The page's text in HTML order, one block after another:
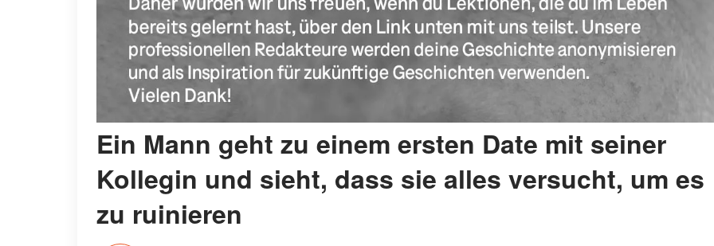
Ein Mann geht zu einem ersten Date mit seiner
Kollegin und sieht, dass sie alles versucht, um es
zu ruinieren